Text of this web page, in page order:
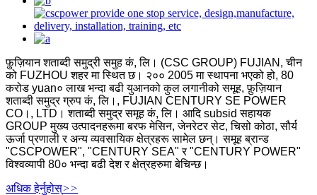
फ़ुज़ियान शताब्दी समुद्री समुह कं, लि। (CSC GROUP) FUJIAN, चीन
को FUZHOU शहर मा स्थित छ। २०० 2005 मा स्थापना भएको हो, 80
करोड yuan० लाख भन्दा बढी युआनको कुल लगानीको समूह, फ़ुज़ियान
शताब्दी समुद्र ग्रुप कं, लि।, FUJIAN CENTURY SE POWER
CO।, LTD। शताब्दी समुद्र समूह कं, लि। आदि subsid सहायक
GROUP मुख्य उत्पादनहरूमा बरफ मेसिन, जेनरेटर सेट, चिसो कोठा, सौर्य
ऊर्जा प्रणाली र अन्य व्यवसायिक क्षेत्रहरू सामेल छन्। समूह ब्रान्ड
"CSCPOWER", "CENTURY SEA" र "CENTURY POWER"
विश्वव्यापी 80० भन्दा बढी देश र क्षेत्रहरुमा बेचिन्छ।
अधिक हेर्नुहोस्>>